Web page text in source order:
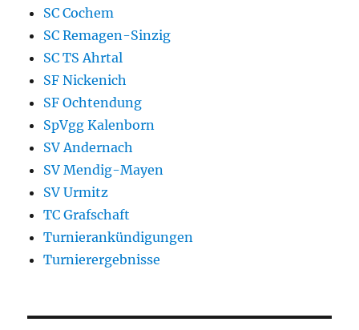
SC Cochem
SC Remagen-Sinzig
SC TS Ahrtal
SF Nickenich
SF Ochtendung
SpVgg Kalenborn
SV Andernach
SV Mendig-Mayen
SV Urmitz
TC Grafschaft
Turnierankündigungen
Turnierergebnisse